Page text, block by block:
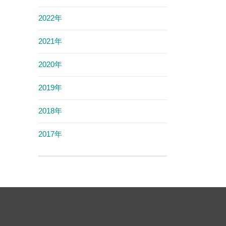
2022年
2021年
2020年
2019年
2018年
2017年